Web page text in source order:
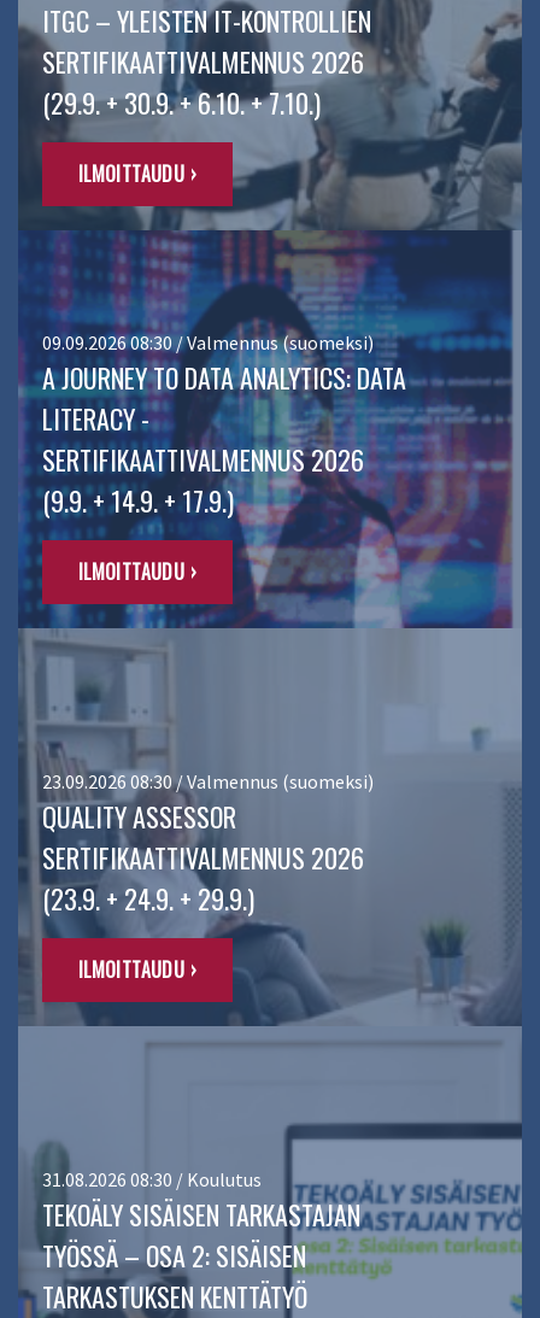
ITGC – YLEISTEN IT-KONTROLLIEN
SERTIFIKAATTIVALMENNUS 2026
(29.9. + 30.9. + 6.10. + 7.10.)
ILMOITTAUDU ›
09.09.2026 08:30 / Valmennus (suomeksi)
A JOURNEY TO DATA ANALYTICS: DATA
LITERACY -
SERTIFIKAATTIVALMENNUS 2026
(9.9. + 14.9. + 17.9.)
ILMOITTAUDU ›
23.09.2026 08:30 / Valmennus (suomeksi)
QUALITY ASSESSOR
SERTIFIKAATTIVALMENNUS 2026
(23.9. + 24.9. + 29.9.)
ILMOITTAUDU ›
31.08.2026 08:30 / Koulutus
TEKOÄLY SISÄISEN TARKASTAJAN
TYÖSSÄ – OSA 2: SISÄISEN
TARKASTUKSEN KENTTÄTYÖ